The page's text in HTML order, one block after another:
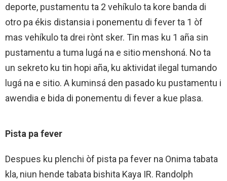
deporte, pustamentu ta 2 vehíkulo ta kore banda di
otro pa ékis distansia i ponementu di fever ta 1 òf
mas vehíkulo ta drei rònt sker. Tin mas ku 1 aña sin
pustamentu a tuma lugá na e sitio menshoná. No ta
un sekreto ku tin hopi aña, ku aktividat ilegal tumando
lugá na e sitio. A kuminsá den pasado ku pustamentu i
awendia e bida di ponementu di fever a kue plasa.
Pista pa fever
Despues ku plenchi òf pista pa fever na Onima tabata
kla, niun hende tabata bishita Kaya IR. Randolph